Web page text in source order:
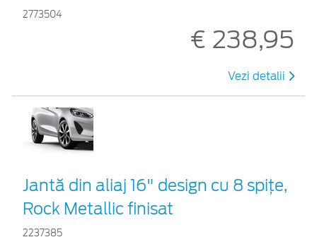
2773504
€ 238,95
Vezi detalii
Jantă din aliaj 16" design cu 8 spițe,
Rock Metallic finisat
2237385